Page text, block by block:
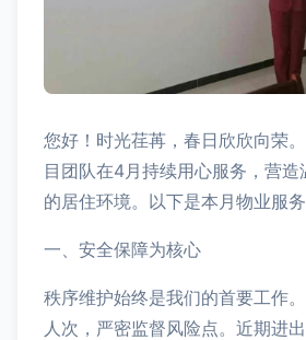
您好！时光荏苒，春日欣欣向荣
目团队在4月持续用心服务，营
的居住环境。以下是本月物业服务
一、安全保障为核心
秩序维护始终是我们的首要工作
人次，严密监督风险点。近期进